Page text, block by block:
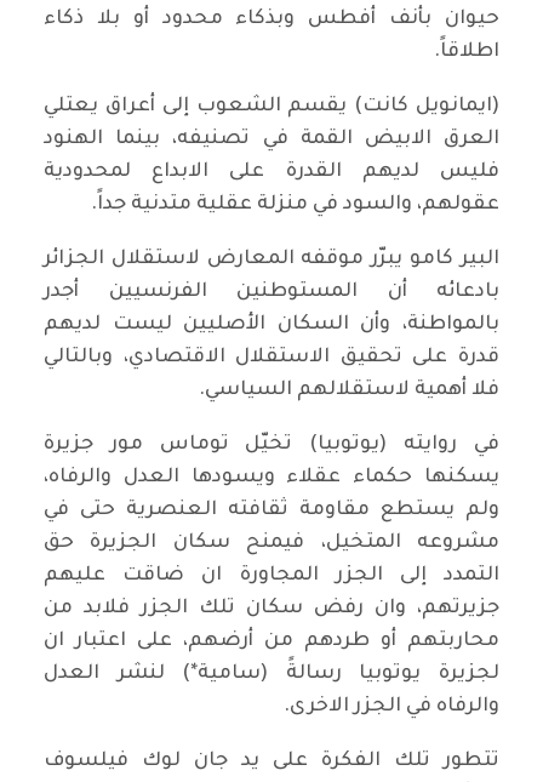
حيوان بأنف أفطس وبذكاء محدود أو بلا ذكاء
اطلاقاً.
(ايمانويل كانت) يقسم الشعوب إلى أعراق يعتلي
العرق الابيض القمة في تصنيفه، بينما الهنود
فليس لديهم القدرة على الابداع لمحدودية
عقولهم، والسود في منزلة عقلية متدنية جداً.
البير كامو يبرّر موقفه المعارض لاستقلال الجزائر
بادعائه أن المستوطنين الفرنسيين أجدر
بالمواطنة، وأن السكان الأصليين ليست لديهم
قدرة على تحقيق الاستقلال الاقتصادي، وبالتالي
فلا أهمية لاستقلالهم السياسي.
في روايته (يوتوبيا) تخيّل توماس مور جزيرة
يسكنها حكماء عقلاء ويسودها العدل والرفاه،
ولم يستطع مقاومة ثقافته العنصرية حتى في
مشروعه المتخيل، فيمنح سكان الجزيرة حق
التمدد إلى الجزر المجاورة ان ضاقت عليهم
جزيرتهم، وان رفض سكان تلك الجزر فلابد من
محاربتهم أو طردهم من أرضهم، على اعتبار ان
لجزيرة يوتوبيا رسالةً (سامية*) لنشر العدل
والرفاه في الجزر الاخرى.
تتطور تلك الفكرة على يد جان لوك فيلسوف